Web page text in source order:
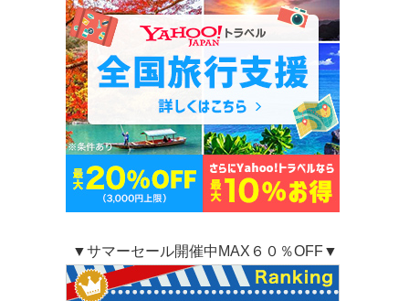
▼サマーセール開催中MAX６０％OFF▼